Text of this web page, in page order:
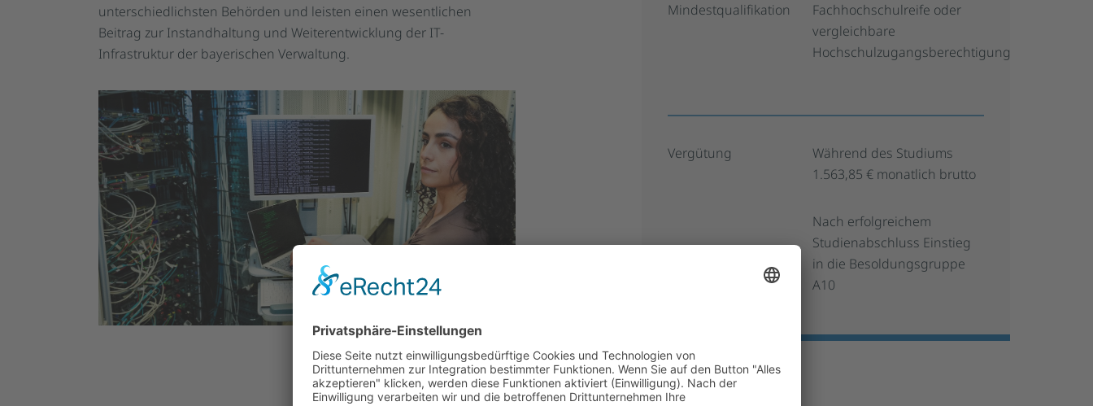
unterschiedlichsten Behörden und leisten einen wesentlichen
Beitrag zur Instandhaltung und Weiterentwicklung der IT-
Infrastruktur der bayerischen Verwaltung.
Mindestqualifikation
Fachhochschulreife oder
vergleichbare
Hochschulzugangsberechtigung
Vergütung
Während des Studiums
1.563,85 € monatlich brutto
Nach erfolgreichem
Studienabschluss Einstieg
in die Besoldungsgruppe
A10